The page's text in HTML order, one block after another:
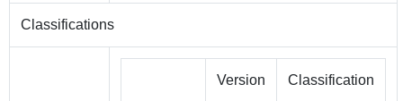
Classifications
Version Classification